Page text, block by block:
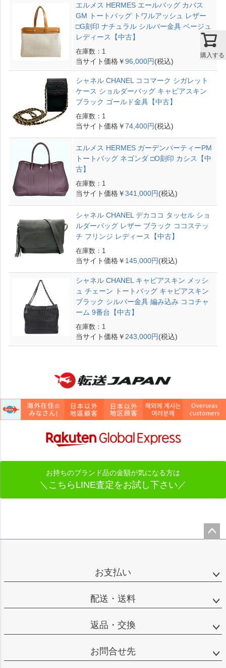
購入する
エルメス HERMES エールバッグ カバス
GM トートバッグ トワルアッシュ レザー
□G刻印 ナチュラル シルバー金具 ベージュ
レディース【中古】
在庫数：1
当サイト価格￥96,000円(税込)
シャネル CHANEL ココマーク シガレット
ケース ショルダーバッグ キャビアスキン
ブラック ゴールド金具【中古】
在庫数：1
当サイト価格￥74,400円(税込)
エルメス HERMES ガーデンパーティーPM
トートバッグ ネゴンダ □O刻印 カシス【中
古】
在庫数：1
当サイト価格￥341,000円(税込)
シャネル CHANEL デカココ タッセル ショ
ルダーバッグ レザー ブラック ココステッ
チ フリンジ レディース【中古】
在庫数：1
当サイト価格￥ 145,000円(税込)
シャネル CHANEL キャビアスキン メッシ
ュ チェーン トートバッグ キャビアスキン
ブラック シルバー金具 編み込み ココチャ
ーム 9番台【中古】
在庫数：1
当サイト価格￥ 243,000円(税込)
お持ちのブランド品の金額が気になる方は
＼こちらLINE査定をお試し下さい／
お支払い
配送・送料
返品・交換
お問合せ先